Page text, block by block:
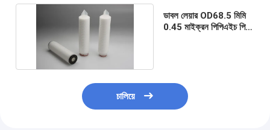
ডাবল লেয়ার OD68.5 মিমি
0.45 মাইক্রন পিপিএইচ পিপি
চালিয়ে